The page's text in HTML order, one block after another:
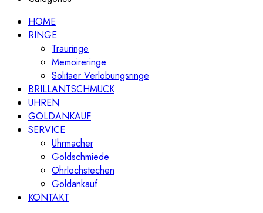
HOME
RINGE
Trauringe
Memoireringe
Solitaer Verlobungsringe
BRILLANTSCHMUCK
UHREN
GOLDANKAUF
SERVICE
Uhrmacher
Goldschmiede
Ohrlochstechen
Goldankauf
KONTAKT